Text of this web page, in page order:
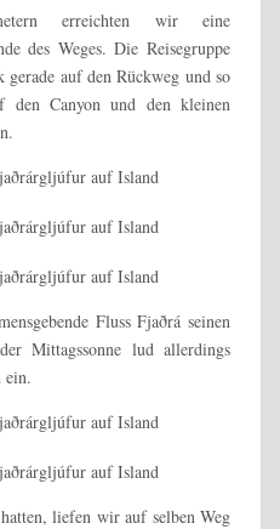
erreichten wir eine
des Weges. Die Reisegruppe
auf den Rückweg und so
Canyon und den kleinen
Fluss Fjaðrá seinen
Mittagssonne lud allerdings
ein.
liefen wir auf selben Weg